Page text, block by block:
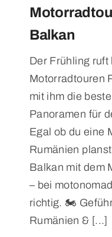
Balkan
Der Frühling ruft
Motorradtouren
mit ihm die
Panoramen für
Egal ob du eine
Rumänien
Balkan mit dem
– bei
richtig. 🏍️
Rumänien & [...]